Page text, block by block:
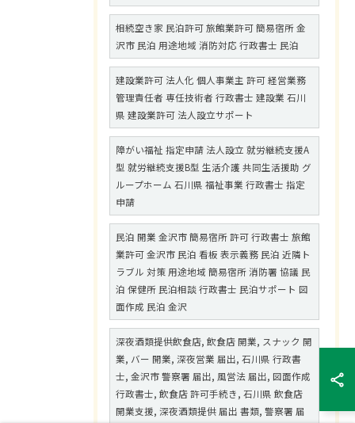
相続空き家 民泊許可 旅館業許可 簡易宿所 金
沢市 民泊 用途地域 消防対応 行政書士 民泊
建設業許可 法人化 個人事業主 許可 経営業務
管理責任者 専任技術者 行政書士 建設業 石川
県 建設業許可 法人設立サポート
障がい福祉 指定申請 法人設立 就労継続支援A
型 就労継続支援B型 生活介護 共同生活援助 グ
ループホーム 石川県 福祉事業 行政書士 指定
申請
民泊 開業 金沢市 簡易宿所 許可 行政書士 旅館
業許可 金沢市 民泊 看板 表示義務 民泊 近隣ト
ラブル 対策 用途地域 簡易宿所 消防署 協議 民
泊 保健所 民泊相談 行政書士 民泊サポート 図
面作成 民泊 金沢
深夜酒類提供飲食店, 飲食店 開業, スナック 開
業, バー 開業, 深夜営業 届出, 石川県 行政書
士, 金沢市 警察署 届出, 風営法 届出, 図面作成
行政書士, 飲食店 許可手続き, 石川県 飲食店
開業支援, 深夜酒類提供 届出 書類, 警察署 届